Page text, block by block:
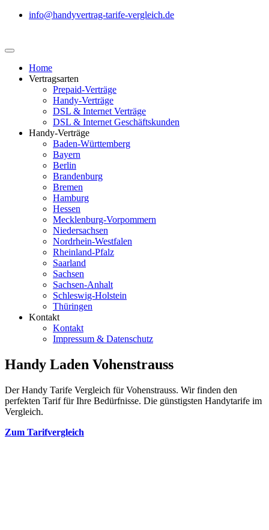
info@handyvertrag-tarife-vergleich.de
Home
Vertragsarten
Prepaid-Verträge
Handy-Verträge
DSL & Internet Verträge
DSL & Internet Geschäftskunden
Handy-Verträge
Baden-Württemberg
Bayern
Berlin
Brandenburg
Bremen
Hamburg
Hessen
Mecklenburg-Vorpommern
Niedersachsen
Nordrhein-Westfalen
Rheinland-Pfalz
Saarland
Sachsen
Sachsen-Anhalt
Schleswig-Holstein
Thüringen
Kontakt
Kontakt
Impressum & Datenschutz
Handy Laden Vohenstrauss
Der Handy Tarife Vergleich für Vohenstrauss. Wir finden den
perfekten Tarif für Ihre Bedürfnisse. Die günstigsten Handytarife im
Vergleich.
Zum Tarifvergleich